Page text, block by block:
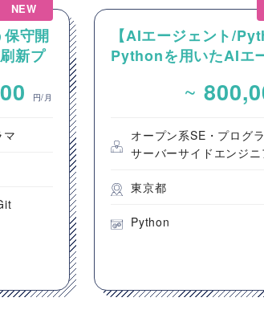
NEW
保守開
新プ
円/月
マ
【AIエージェント/
Pythonを用いたAIエ
~
オープン系SE・プログ
サーバーサイドエンジニ
東京都
Python